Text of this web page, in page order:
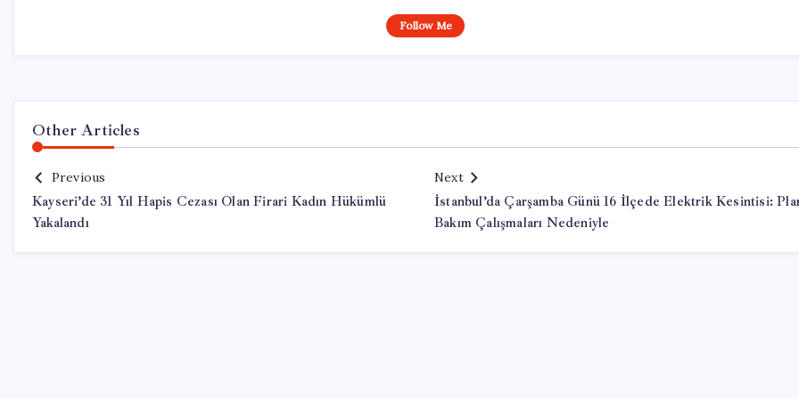
Follow Me
Other Articles
Previous
Kayseri’de 31 Yıl Hapis Cezası Olan Firari Kadın Hükümlü
Yakalandı
Next
İstanbul’da Çarşamba Günü 16 İlçede Elektrik Kesintisi:
Bakım Çalışmaları Nedeniyle